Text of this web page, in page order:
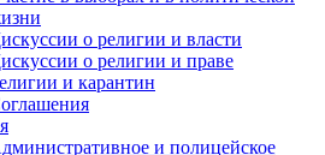
о религии и власти
о религии и праве
и карантин
и полицейское